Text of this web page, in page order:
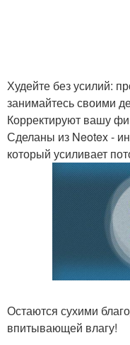
Худейте без усилий:
занимайтесь своими
Корректируют вашу
Сделаны из Neotex -
который усиливает
Остаются сухими
впитывающей влагу!